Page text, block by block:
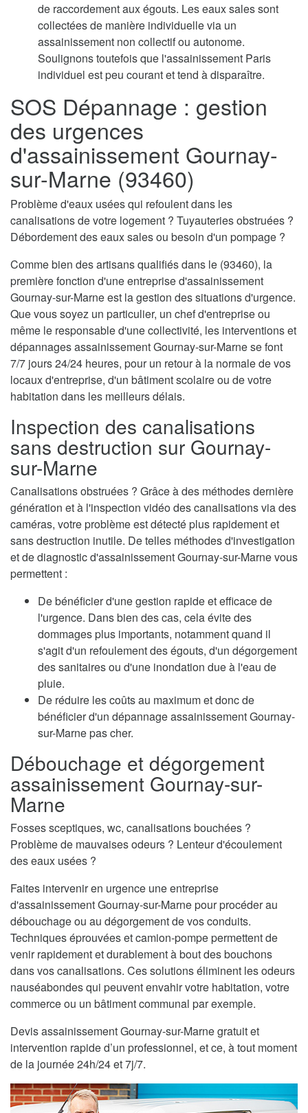
de raccordement aux égouts. Les eaux sales sont
collectées de manière individuelle via un
assainissement non collectif ou autonome.
Soulignons toutefois que l'assainissement Paris
individuel est peu courant et tend à disparaître.
SOS Dépannage : gestion
des urgences
d'assainissement Gournay-
sur-Marne (93460)
Problème d'eaux usées qui refoulent dans les
canalisations de votre logement ? Tuyauteries obstruées ?
Débordement des eaux sales ou besoin d'un pompage ?
Comme bien des artisans qualifiés dans le (93460), la
première fonction d'une entreprise d'assainissement
Gournay-sur-Marne est la gestion des situations d'urgence.
Que vous soyez un particulier, un chef d'entreprise ou
même le responsable d'une collectivité, les interventions et
dépannages assainissement Gournay-sur-Marne se font
7/7 jours 24/24 heures, pour un retour à la normale de vos
locaux d'entreprise, d'un bâtiment scolaire ou de votre
habitation dans les meilleurs délais.
Inspection des canalisations
sans destruction sur Gournay-
sur-Marne
Canalisations obstruées ? Grâce à des méthodes dernière
génération et à l'inspection vidéo des canalisations via des
caméras, votre problème est détecté plus rapidement et
sans destruction inutile. De telles méthodes d'investigation
et de diagnostic d'assainissement Gournay-sur-Marne vous
permettent :
De bénéficier d'une gestion rapide et efficace de
l'urgence. Dans bien des cas, cela évite des
dommages plus importants, notamment quand il
s'agit d'un refoulement des égouts, d'un dégorgement
des sanitaires ou d'une inondation due à l'eau de
pluie.
De réduire les coûts au maximum et donc de
bénéficier d'un dépannage assainissement Gournay-
sur-Marne pas cher.
Débouchage et dégorgement
assainissement Gournay-sur-
Marne
Fosses sceptiques, wc, canalisations bouchées ?
Problème de mauvaises odeurs ? Lenteur d'écoulement
des eaux usées ?
Faites intervenir en urgence une entreprise
d'assainissement Gournay-sur-Marne pour procéder au
débouchage ou au dégorgement de vos conduits.
Techniques éprouvées et camion-pompe permettent de
venir rapidement et durablement à bout des bouchons
dans vos canalisations. Ces solutions éliminent les odeurs
nauséabondes qui peuvent envahir votre habitation, votre
commerce ou un bâtiment communal par exemple.
Devis assainissement Gournay-sur-Marne gratuit et
intervention rapide d’un professionnel, et ce, à tout moment
de la journée 24h/24 et 7j/7.